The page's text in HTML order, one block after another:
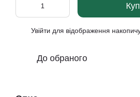
Увійти для відображення
До обраного